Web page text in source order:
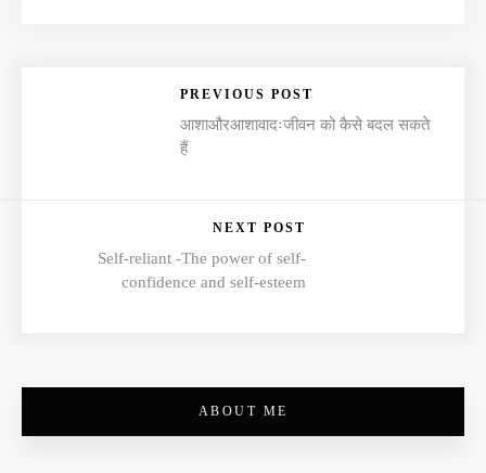
PREVIOUS POST
आशाऔरआशावादःजीवन को कैसे बदल सकते
हैं
NEXT POST
Self-reliant -The power of self-
confidence and self-esteem
ABOUT ME